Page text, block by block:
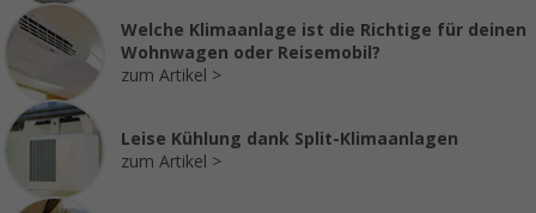
Welche Klimaanlage ist die Richtige für deinen
Wohnwagen oder Reisemobil?
zum Artikel
Leise Kühlung dank Split-Klimaanlagen
zum Artikel